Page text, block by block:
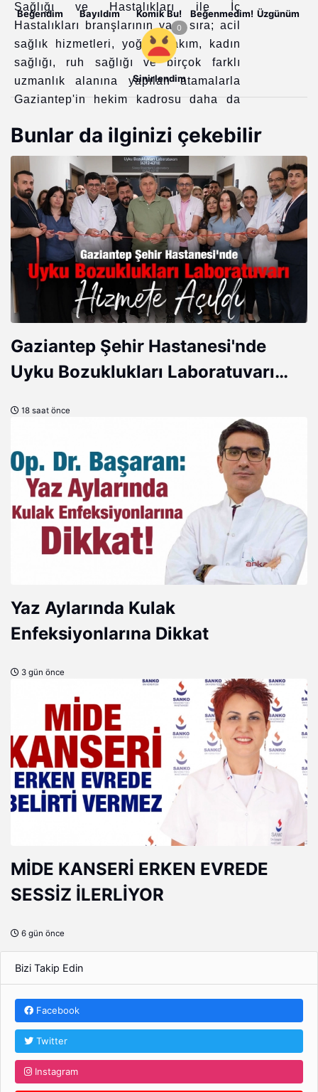
Sağlığı ve Hastalıkları ile İç
Hastalıkları branşlarının yanı sıra; acil
sağlık hizmetleri, yoğun bakım, kadın
sağlığı, ruh sağlığı ve birçok farklı
uzmanlık alanına yapılan atamalarla
Gaziantep'in hekim kadrosu daha da
sağlık hizmetlerine erişimin
artırılmasına ve vatandaşlara sunulan
sağlık hizmetlerinin etkinlik ve
kalitesinin yükseltilmesine önemli katkı
sağlaması bekleniyor.
Beğendim Bayıldım Komik Bu! Beğenmedim! Üzgünüm
Sinirlendim
Bunlar da ilginizi çekebilir
Gaziantep Şehir Hastanesi'nde
Uyku Bozuklukları Laboratuvarı
18 saat önce
Yaz Aylarında Kulak
Enfeksiyonlarına Dikkat
3 gün önce
MİDE KANSERİ ERKEN EVREDE
SESSİZ İLERLİYOR
6 gün önce
Bizi Takip Edin
Facebook
Twitter
Instagram